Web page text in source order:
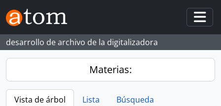
Skip to main content
desarrollo de archivo de la digitalizadora
Materias:
Vista de árbol Lista
Búsqueda